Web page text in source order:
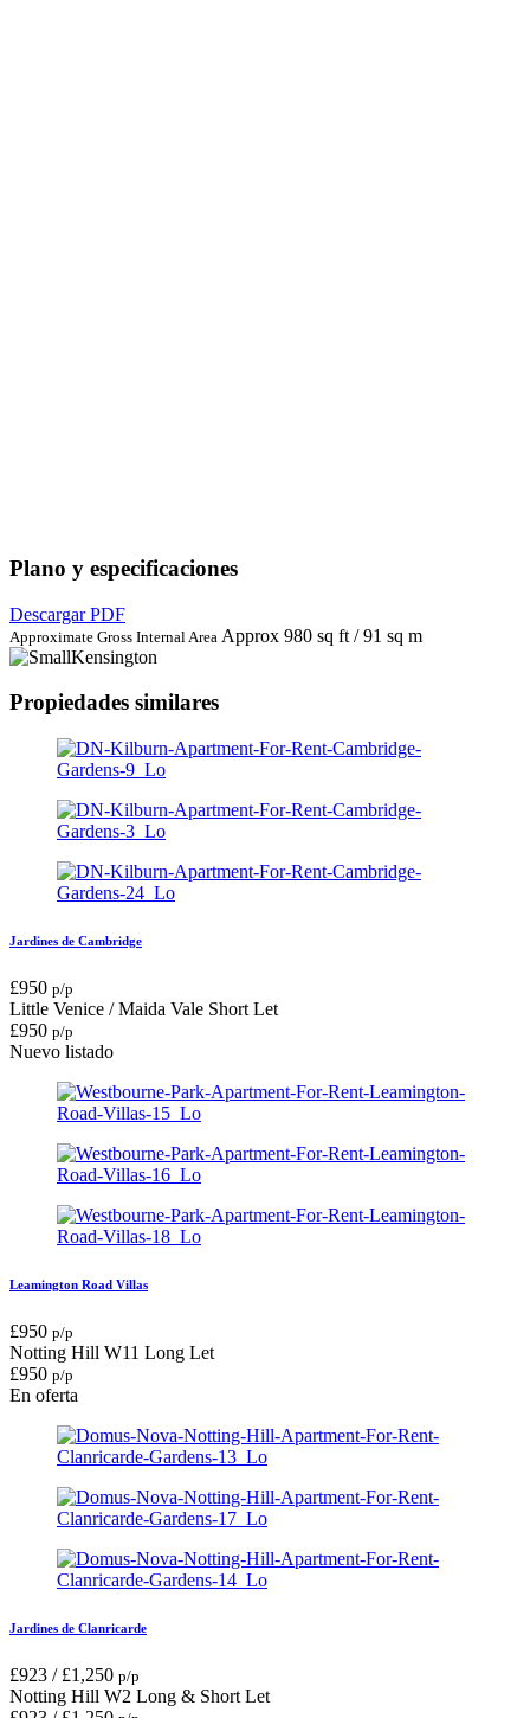
Plano y especificaciones
Descargar PDF
Approximate Gross Internal Area Approx 980 sq ft / 91 sq m
Propiedades similares
Jardines de Cambridge
£950 p/p
Little Venice / Maida Vale Short Let
£950 p/p
Nuevo listado
Leamington Road Villas
£950 p/p
Notting Hill W11 Long Let
£950 p/p
En oferta
Jardines de Clanricarde
£923 / £1,250 p/p
Notting Hill W2 Long & Short Let